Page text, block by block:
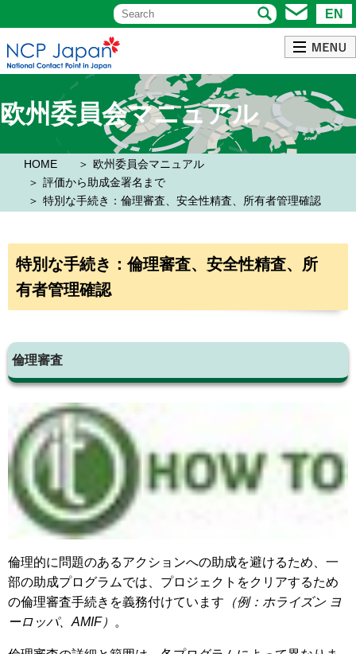
EN
欧州委員会マニュアル
HOME
欧州委員会マニュアル
評価から助成金署名まで
特別な手続き：倫理審査、安全性精査、所有者管理確認
特別な手続き：倫理審査、安全性精査、所
有者管理確認
倫理審査
倫理的に問題のあるアクションへの助成を避けるため、一
部の助成プログラムでは、プロジェクトをクリアするため
の倫理審査手続きを義務付けています （例：ホライズン ヨ
ーロッパ、AMIF）
。